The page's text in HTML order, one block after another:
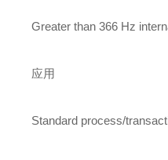
Greater than 366 Hz
应用
Standard process/